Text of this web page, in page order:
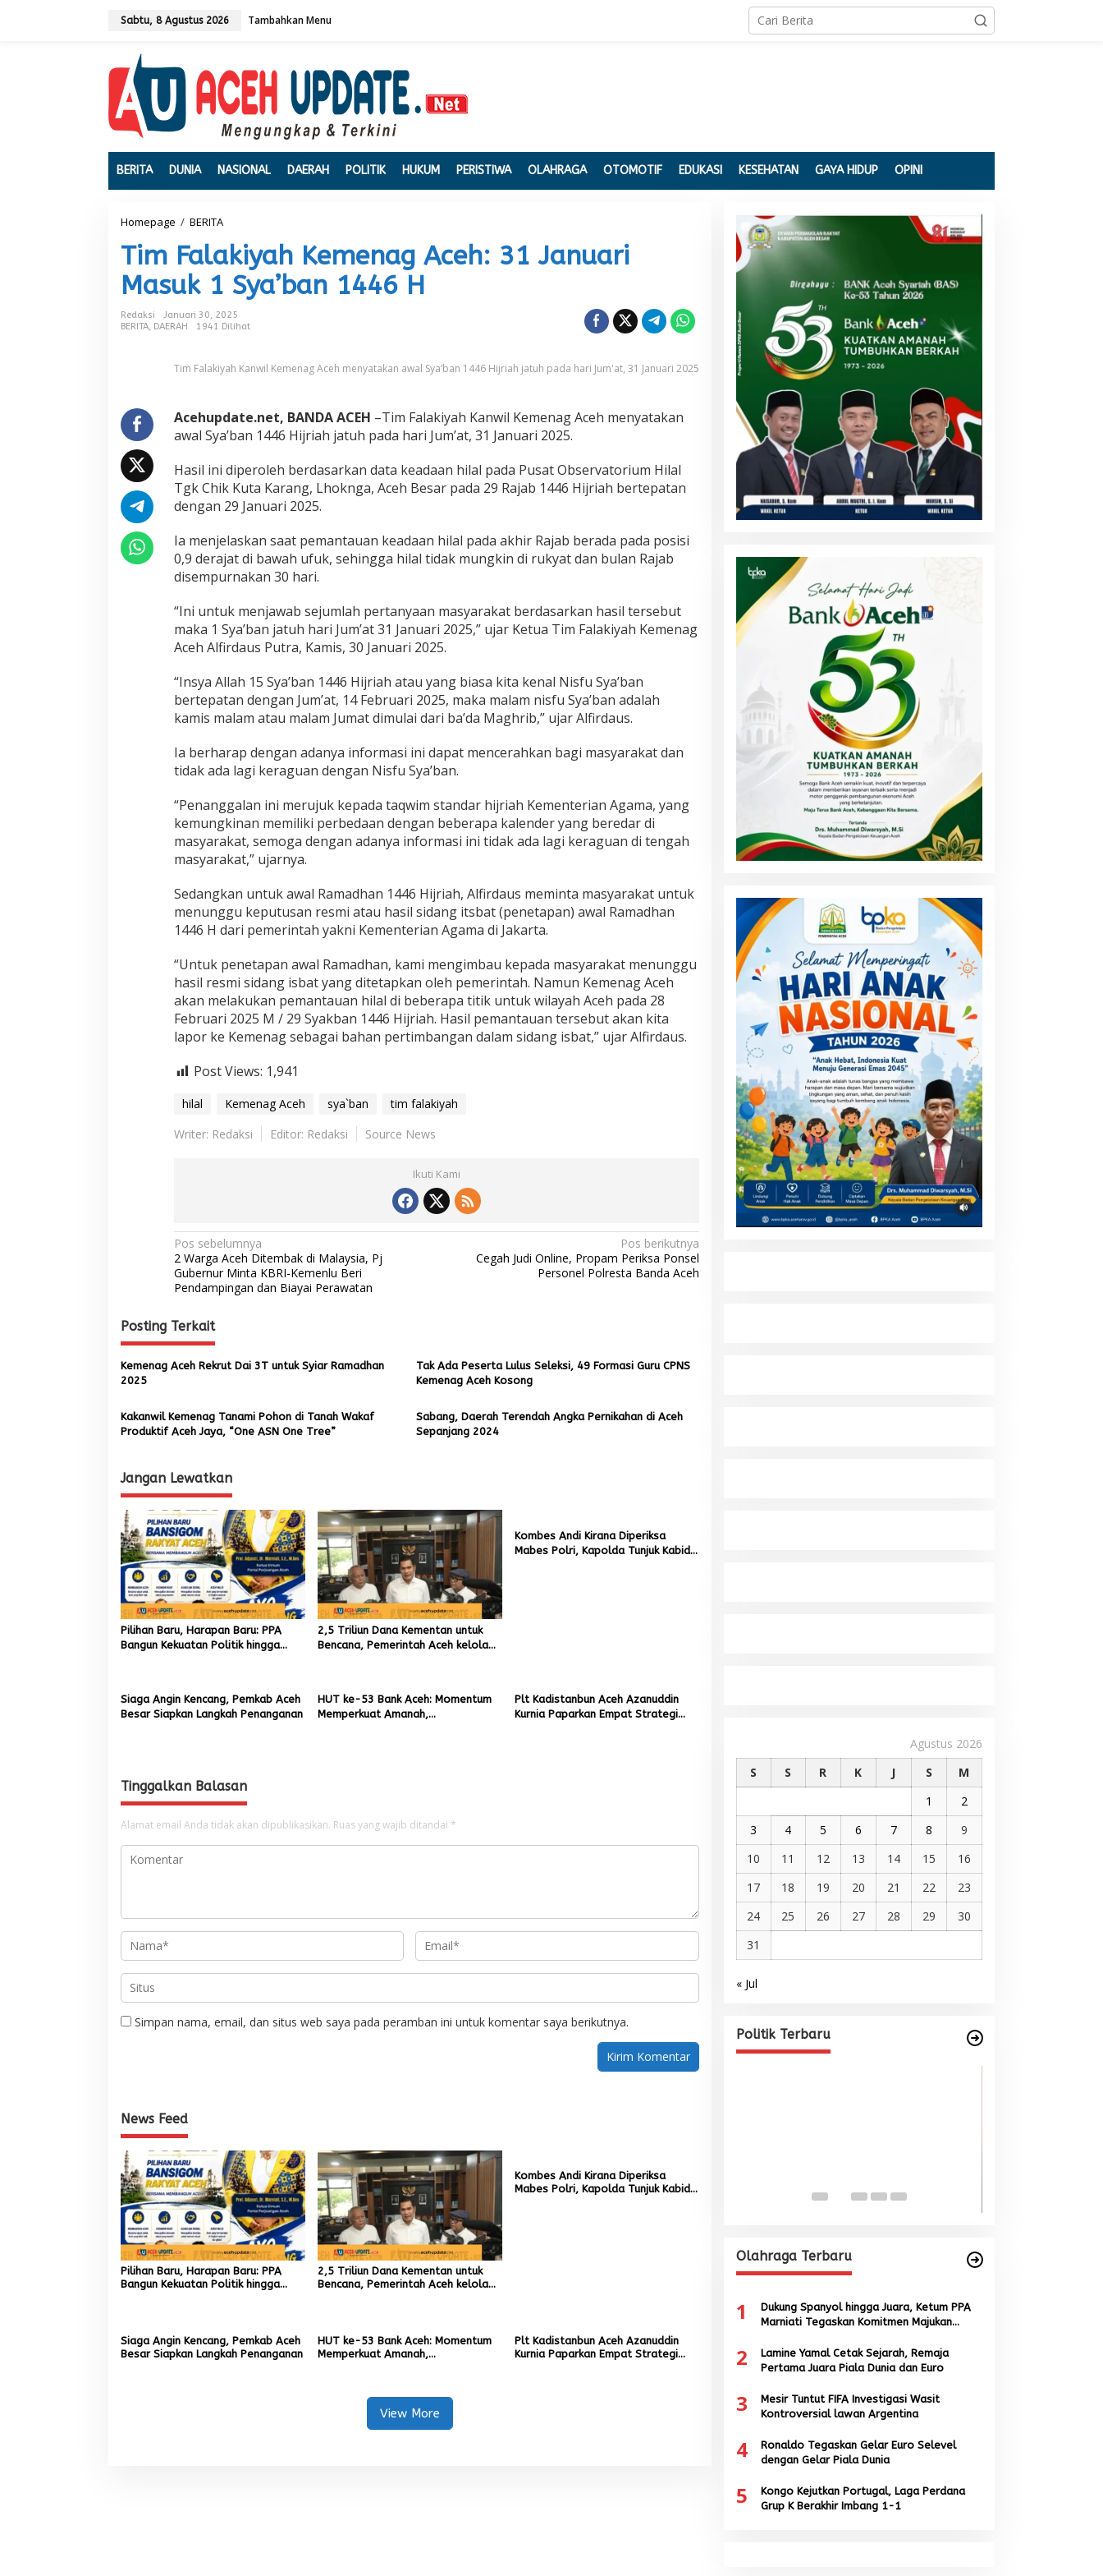
Sabtu, 8 Agustus 2026 Tambahkan Menu
BERITA DUNIA NASIONAL DAERAH POLITIK HUKUM PERISTIWA OLAHRAGA OTOMOTIF EDUKASI KESEHATAN GAYA HIDUP OPINI
Homepage / BERITA
m
F
a
k
a
e
m
e
a
g
A
e
h
:
3
J
a
n
u
r
i
M
a
u
k
y
a
’
b
1
4
4
H
Tim Falakiyah Kemenag Aceh: 31 Januari
Masuk 1 Sya’ban 1446 H
Redaksi
Januari 30, 2025
BERITA, DAERAH 1941 Dilihat
Tim Falakiyah Kanwil Kemenag Aceh menyatakan awal Sya’ban 1446 Hijriah jatuh pada hari Jum'at, 31 Januari 2025
Acehupdate.net, BANDA ACEH –Tim Falakiyah Kanwil Kemenag Aceh menyatakan
awal Sya’ban 1446 Hijriah jatuh pada hari Jum’at, 31 Januari 2025.
Hasil ini diperoleh berdasarkan data keadaan hilal pada Pusat Observatorium Hilal
Tgk Chik Kuta Karang, Lhoknga, Aceh Besar pada 29 Rajab 1446 Hijriah bertepatan
dengan 29 Januari 2025.
Ia menjelaskan saat pemantauan keadaan hilal pada akhir Rajab berada pada posisi
0,9 derajat di bawah ufuk, sehingga hilal tidak mungkin di rukyat dan bulan Rajab
disempurnakan 30 hari.
“Ini untuk menjawab sejumlah pertanyaan masyarakat berdasarkan hasil tersebut
maka 1 Sya’ban jatuh hari Jum’at 31 Januari 2025,” ujar Ketua Tim Falakiyah Kemenag
Aceh Alfirdaus Putra, Kamis, 30 Januari 2025.
“Insya Allah 15 Sya’ban 1446 Hijriah atau yang biasa kita kenal Nisfu Sya’ban
bertepatan dengan Jum’at, 14 Februari 2025, maka malam nisfu Sya’ban adalah
kamis malam atau malam Jumat dimulai dari ba’da Maghrib,” ujar Alfirdaus.
Ia berharap dengan adanya informasi ini dapat mencerahkan bagi masyarakat dan
tidak ada lagi keraguan dengan Nisfu Sya’ban.
“Penanggalan ini merujuk kepada taqwim standar hijriah Kementerian Agama, yang
kemungkinan memiliki perbedaan dengan beberapa kalender yang beredar di
masyarakat, semoga dengan adanya informasi ini tidak ada lagi keraguan di tengah
masyarakat,” ujarnya.
Sedangkan untuk awal Ramadhan 1446 Hijriah, Alfirdaus meminta masyarakat untuk
menunggu keputusan resmi atau hasil sidang itsbat (penetapan) awal Ramadhan
1446 H dari pemerintah yakni Kementerian Agama di Jakarta.
“Untuk penetapan awal Ramadhan, kami mengimbau kepada masyarakat menunggu
hasil resmi sidang isbat yang ditetapkan oleh pemerintah. Namun Kemenag Aceh
akan melakukan pemantauan hilal di beberapa titik untuk wilayah Aceh pada 28
Februari 2025 M / 29 Syakban 1446 Hijriah. Hasil pemantauan tersebut akan kita
lapor ke Kemenag sebagai bahan pertimbangan dalam sidang isbat,” ujar Alfirdaus.
Post Views: 1,941
hilal Kemenag Aceh sya`ban
tim falakiyah
Writer: Redaksi
Editor: Redaksi Source News
Ikuti Kami
N
a
v
i
g
a
i
p
s
Pos sebelumnya
2 Warga Aceh Ditembak di Malaysia, Pj
Gubernur Minta KBRI-Kemenlu Beri
Pendampingan dan Biayai Perawatan
Pos berikutnya
Cegah Judi Online, Propam Periksa Ponsel
Personel Polresta Banda Aceh
Posting Terkait
Kemenag Aceh Rekrut Dai 3T untuk Syiar Ramadhan
2025
Tak Ada Peserta Lulus Seleksi, 49 Formasi Guru CPNS
Kemenag Aceh Kosong
Kakanwil Kemenag Tanami Pohon di Tanah Wakaf
Produktif Aceh Jaya, “One ASN One Tree”
Sabang, Daerah Terendah Angka Pernikahan di Aceh
Sepanjang 2024
Jangan Lewatkan
Pilihan Baru, Harapan Baru: PPA
Bangun Kekuatan Politik hingga
2,5 Triliun Dana Kementan untuk
Bencana, Pemerintah Aceh kelola
Kombes Andi Kirana Diperiksa
Mabes Polri, Kapolda Tunjuk Kabid
Siaga Angin Kencang, Pemkab Aceh
Besar Siapkan Langkah Penanganan
HUT ke-53 Bank Aceh: Momentum
Memperkuat Amanah,
Plt Kadistanbun Aceh Azanuddin
Kurnia Paparkan Empat Strategi
Tinggalkan Balasan
Alamat email Anda tidak akan dipublikasikan. Ruas yang wajib ditandai *
Simpan nama, email, dan situs web saya pada peramban ini untuk komentar saya berikutnya.
News Feed
Pilihan Baru, Harapan Baru: PPA
Bangun Kekuatan Politik hingga
2,5 Triliun Dana Kementan untuk
Bencana, Pemerintah Aceh kelola
Kombes Andi Kirana Diperiksa
Mabes Polri, Kapolda Tunjuk Kabid
Siaga Angin Kencang, Pemkab Aceh
Besar Siapkan Langkah Penanganan
HUT ke-53 Bank Aceh: Momentum
Memperkuat Amanah,
Plt Kadistanbun Aceh Azanuddin
Kurnia Paparkan Empat Strategi
View More
Agustus 2026
S
S R K J S
M
1
2
3
4 5 6 7 8
9
10
11 12 13 14 15
16
17
18 19 20 21 22
23
24
25 26 27 28 29
30
31
« Jul
Politik Terbaru
Mualem tunjuk Wan Malaya jadi Pj
Di BERITA, POLITIK Juli 30, 2026
Internasional dari Spanyol dan
Malaysia
Di BERITA, POLITIK
Olahraga Terbaru
1
Dukung Spanyol hingga Juara, Ketum PPA
Marniati Tegaskan Komitmen Majukan
2
Lamine Yamal Cetak Sejarah, Remaja
Pertama Juara Piala Dunia dan Euro
3
Mesir Tuntut FIFA Investigasi Wasit
Kontroversial lawan Argentina
4
Ronaldo Tegaskan Gelar Euro Selevel
dengan Gelar Piala Dunia
5
Kongo Kejutkan Portugal, Laga Perdana
Grup K Berakhir Imbang 1-1